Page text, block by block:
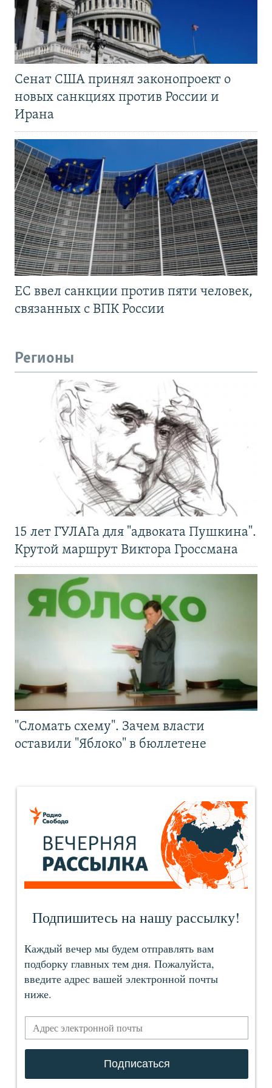
Сенат США принял законопроект о
новых санкциях против России и
Ирана
ЕС ввел санкции против пяти человек,
связанных с ВПК России
Регионы
15 лет ГУЛАГа для "адвоката Пушкина".
Крутой маршрут Виктора Гроссмана
"Сломать схему". Зачем власти
оставили "Яблоко" в бюллетене